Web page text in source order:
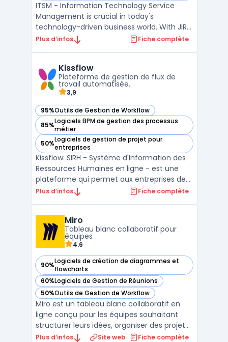
ITSM - Information Technology Service
Management is crucial in today's
technology-driven business world. With JIRA
Service Management, managing IT services
service management processes and
improve the overall efficien ...
Plus d’infos Fiche complète
Kissflow
Plateforme de gestion de flux de
travail automatisée.
3,9
95%Outils de Gestion de Workflow
— voir Kissflow dans cette catégorie
85%Logiciels BPM de gestion des processus
métier
— voir Kissflow dans cette catégorie
50%Logiciels de gestion de projet pour
entreprises
— voir Kissflow dans cette catégorie
Kissflow: SIRH - Système d'Information des
Ressources Humaines en ligne - est une
plateforme qui permet aux entreprises de
gérer efficacement les processus de
encore. Avec Kissflow, les processus sont
automatisés, ce qui p ...
Plus d’infos Fiche complète
Miro
Tableau blanc collaboratif pour
équipes
4.6
90%Logiciels de création de diagrammes et
flowcharts
— voir Miro dans cette catégorie
60%Logiciels de Gestion de Réunions
— voir Miro dans cette catégorie
50%Outils de Gestion de Workflow
— voir Miro dans cette catégorie
Miro est un tableau blanc collaboratif en
ligne conçu pour les équipes souhaitant
structurer leurs idées, organiser des projets
et faciliter la créativité en groupe. Cet outil
Plus d’infos Site web Fiche complète